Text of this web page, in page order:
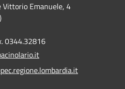
Vittorio Emanuele, 4
0344.32816